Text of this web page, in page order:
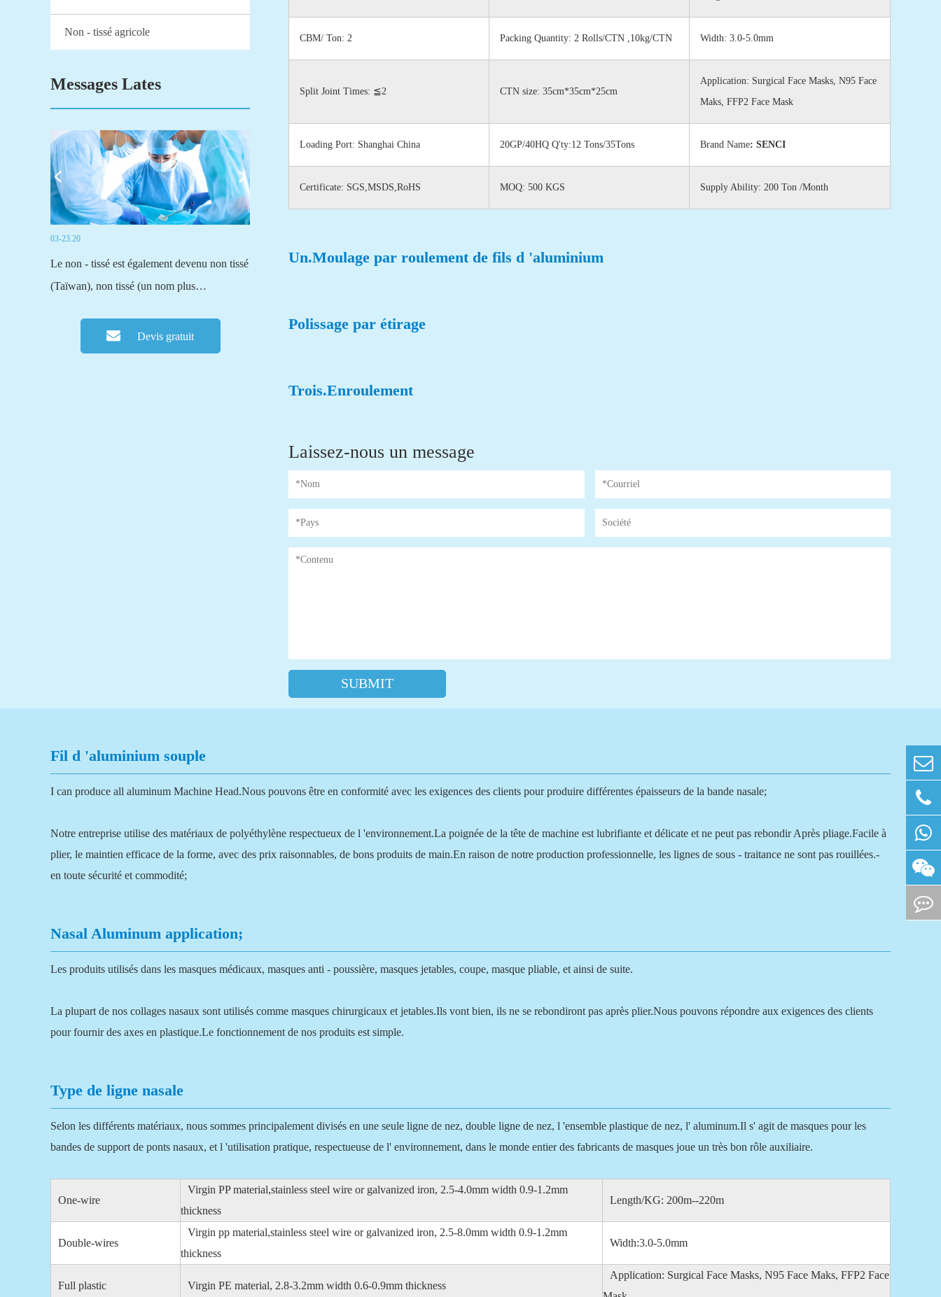
Non - tissé agricole
Messages Lates
03-23.20
Le non - tissé est également devenu non tissé
(Taïwan), non tissé (un nom plus
agisse de tissus ou de tricots, ou d' autres
procédés de tricotage, sont tissés à partir de
Fuyang senxi Trading Co., Ltd est l 'un des
fibres de charbon actif, l 'un ordinaire de
Devis gratuit
CBM/ Ton: 2 Packing Quantity: 2 Rolls/CTN ,10kg/CTN Width: 3.0-5.0mm
Split Joint Times: ≦2 CTN size: 35cm*35cm*25cm
Application: Surgical Face Masks, N95 Face
Maks, FFP2 Face Mask
Loading Port: Shanghai China 20GP/40HQ Q'ty:12 Tons/35Tons Brand Name: SENCI
Certificate: SGS,MSDS,RoHS MOQ: 500 KGS Supply Ability: 200 Ton /Month
Un.Moulage par roulement de fils d 'aluminium
Polissage par étirage
Trois.Enroulement
Laissez-nous un message
SUBMIT
Fil d 'aluminium souple
I can produce all aluminum Machine Head.Nous pouvons être en conformité avec les exigences des clients pour produire différentes épaisseurs de la bande nasale;
Notre entreprise utilise des matériaux de polyéthylène respectueux de l 'environnement.La poignée de la tête de machine est lubrifiante et délicate et ne peut pas rebondir Après pliage.Facile à
plier, le maintien efficace de la forme, avec des prix raisonnables, de bons produits de main.En raison de notre production professionnelle, les lignes de sous - traitance ne sont pas rouillées.-
en toute sécurité et commodité;
Nasal Aluminum application;
Les produits utilisés dans les masques médicaux, masques anti - poussière, masques jetables, coupe, masque pliable, et ainsi de suite.
La plupart de nos collages nasaux sont utilisés comme masques chirurgicaux et jetables.Ils vont bien, ils ne se rebondiront pas après plier.Nous pouvons répondre aux exigences des clients
pour fournir des axes en plastique.Le fonctionnement de nos produits est simple.
Type de ligne nasale
Selon les différents matériaux, nous sommes principalement divisés en une seule ligne de nez, double ligne de nez, l 'ensemble plastique de nez, l' aluminum.Il s' agit de masques pour les
bandes de support de ponts nasaux, et l 'utilisation pratique, respectueuse de l' environnement, dans le monde entier des fabricants de masques joue un très bon rôle auxiliaire.
One-wire
Virgin PP material,stainless steel wire or galvanized iron, 2.5-4.0mm width 0.9-1.2mm
thickness
Length/KG: 200m--220m
Double-wires
Virgin pp material,stainless steel wire or galvanized iron, 2.5-8.0mm width 0.9-1.2mm
thickness
Width:3.0-5.0mm
Full plastic Virgin PE material, 2.8-3.2mm width 0.6-0.9mm thickness
Application: Surgical Face Masks, N95 Face Maks, FFP2 Face